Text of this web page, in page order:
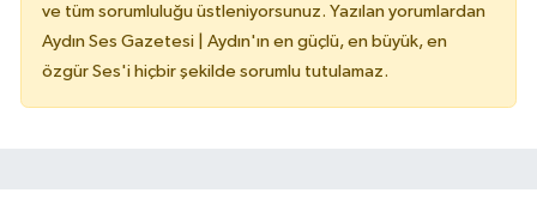
ve tüm sorumluluğu üstleniyorsunuz. Yazılan yorumlardan
Aydın Ses Gazetesi | Aydın'ın en güçlü, en büyük, en
özgür Ses'i hiçbir şekilde sorumlu tutulamaz.